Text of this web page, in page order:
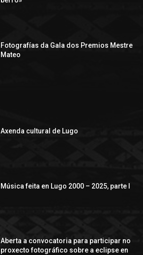
Fotografías da Gala dos Premios Mestre
Mateo
Axenda cultural de Lugo
Música feita en Lugo 2000 – 2025, parte I
Aberta a convocatoria para participar no
proxecto fotográfico sobre a eclipse en